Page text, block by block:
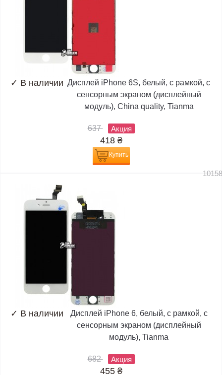
✓ В наличии Дисплей iPhone 6S, белый, с рамкой, с
сенсорным экраном (дисплейный
модуль), China quality, Tianma
637 Акция
418 ₴
Купить
✓ В наличии
Дисплей iPhone 6, белый, с рамкой, с
сенсорным экраном (дисплейный
модуль), Tianma
682 Акция
455 ₴